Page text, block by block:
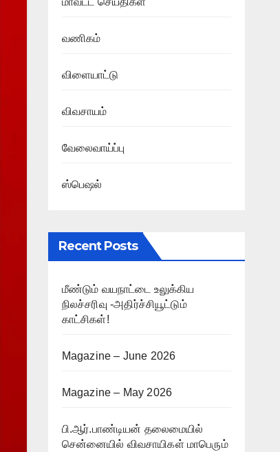
வணிகம்
விளையாட்டு
விவசாயம்
வேலைவாய்ப்பு
ஸ்பெஷல்
Recent Posts
மீண்டும் வயநாட்டை உலுக்கிய
நிலச்சரிவு -அதிர்ச்சியூட்டும்
காட்சிகள்!
Magazine – June 2026
Magazine – May 2026
பி.ஆர்.பாண்டியன் தலைமையில்
சென்னையில் விவசாயிகள் மாபெரும்